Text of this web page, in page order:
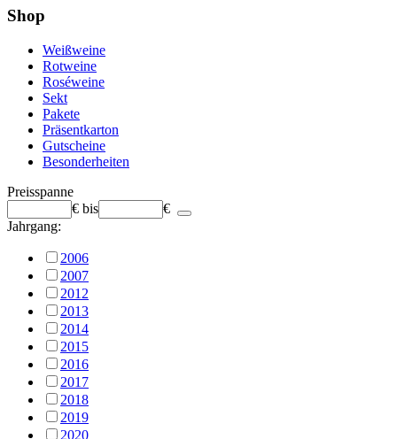
Shop
Weißweine
Rotweine
Roséweine
Sekt
Pakete
Präsentkarton
Gutscheine
Besonderheiten
Preisspanne
€ bis
€
Jahrgang:
2006
2007
2012
2013
2014
2015
2016
2017
2018
2019
2020